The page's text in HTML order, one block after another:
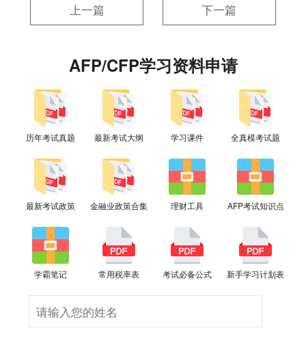
上一篇 下一篇
AFP/CFP学习资料申请
历年考试真题 最新考试大纲 学习课件 全真模考试题
最新考试政策 金融业政策合集 理财工具 AFP考试知识点
学霸笔记 常用税率表 考试必备公式 新手学习计划表